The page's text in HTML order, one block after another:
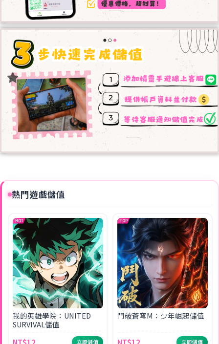
熱門遊戲儲值
HOT
我的英雄學院：UNITED
SURVIVAL儲值
立即儲值
TOP
鬥破蒼穹M：少年崛起儲值
立即儲值